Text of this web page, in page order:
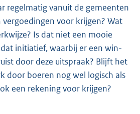
regelmatig vanuit de gemeenten
voor krijgen? Wat
Is dat niet een mooie
initiatief, waarbij er een win-
door deze uitspraak? Blijft het
door boeren nog wel logisch als
een rekening voor krijgen?